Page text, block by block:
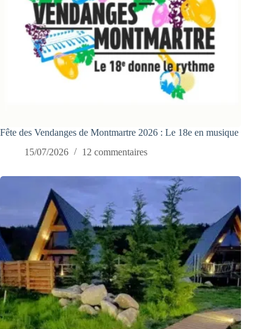
Fête des Vendanges de Montmartre 2026 : Le 18e en musique
15/07/2026
12 commentaires